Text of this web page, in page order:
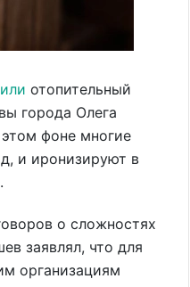
отопительный
города Олега
фоне многие
и иронизируют в
о сложностях
заявлял, что для
организациям